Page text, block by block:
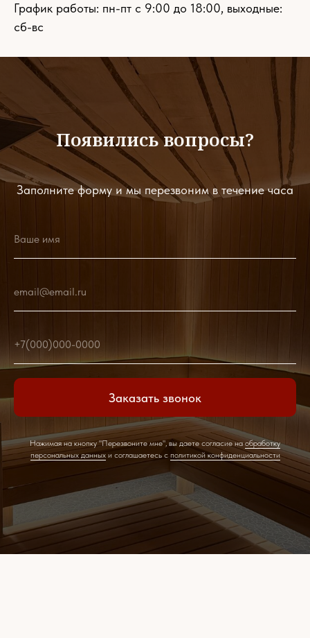
График работы: пн-пт с 9:00 до 18:00, выходные:
сб-вс
Появились вопросы?
Заполните форму и мы перезвоним в течение часа
Ваше имя
email@email.ru
+7(000)000-0000
Заказать звонок
Нажимая на кнопку "Перезвоните мне", вы даете согласие наобработку
персональных данныхи соглашаетесь c политикой конфиденциальности